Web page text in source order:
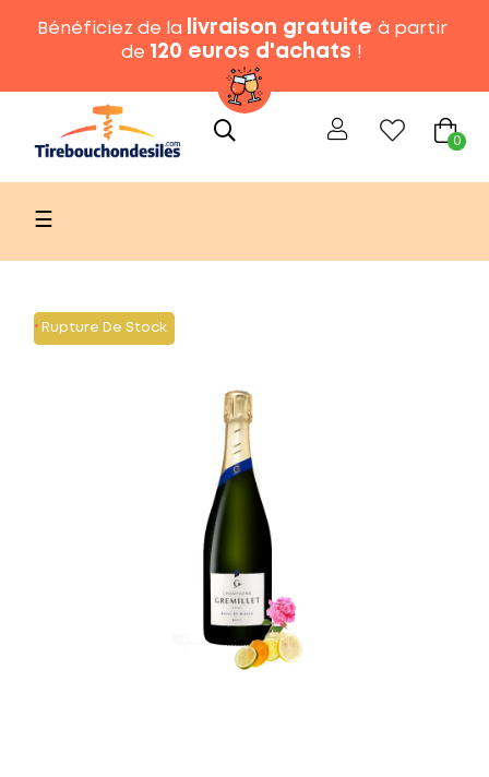
Bénéficiez de la livraison gratuite à partir
de 120 euros d'achats !
0
Basculer
navigation
☰
Rupture De Stock
Rupture De Stock